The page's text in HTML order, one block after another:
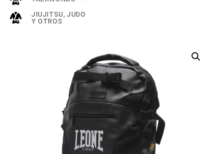
JIUJITSU, JUDO
Y OTROS